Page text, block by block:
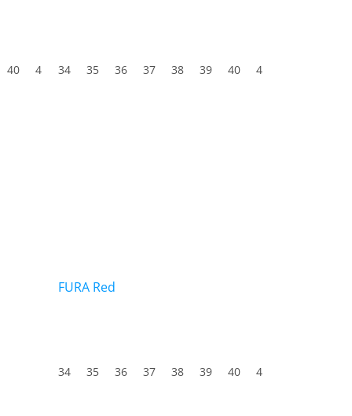
40 41 42 43 44 45 46 47
34 35 36 37 38 39 40 41
FURA Red
produktu
34 35 36 37 38 39 40 41